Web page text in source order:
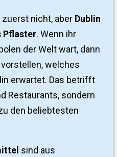
nicht, aber Dublin
Pflaster. Wenn ihr
der Welt wart, dann
welches
erwartet. Das betrifft
Restaurants, sondern
den beliebtesten
sind aus